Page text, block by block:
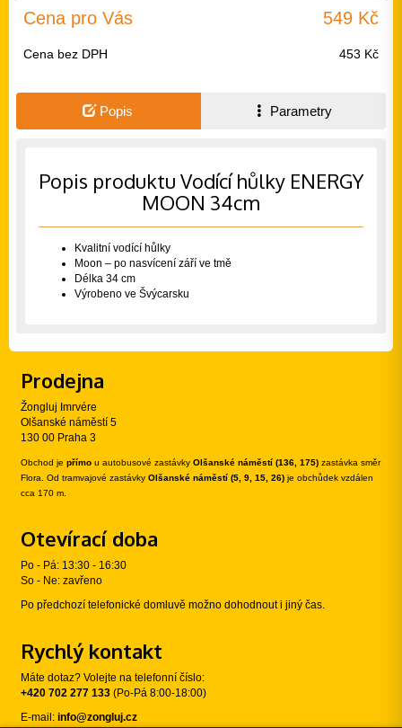
Cena pro Vás 549 Kč
Cena bez DPH 453 Kč
Popis Parametry
Popis produktu Vodící hůlky ENERGY
MOON 34cm
Kvalitní vodící hůlky
Moon – po nasvícení září ve tmě
Délka 34 cm
Výrobeno ve Švýcarsku
Prodejna
Žongluj Imrvére
Olšanské náměstí 5
130 00 Praha 3
Obchod je přímo u autobusové zastávky Olšanské náměstí (136, 175) zastávka směr
Flora. Od tramvajové zastávky Olšanské náměstí (5, 9, 15, 26) je obchůdek vzdálen
cca 170 m.
Otevírací doba
Po - Pá: 13:30 - 16:30
So - Ne: zavřeno
Po předchozí telefonické domluvě možno dohodnout i jiný čas.
Rychlý kontakt
Máte dotaz? Volejte na telefonní číslo:
+420 702 277 133 (Po-Pá 8:00-18:00)
E-mail: info@zongluj.cz